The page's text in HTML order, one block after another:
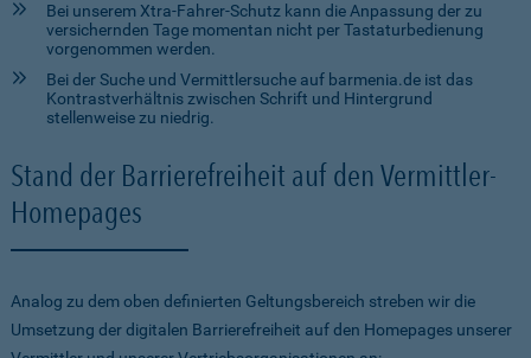
Bei unserem Xtra-Fahrer-Schutz kann die Anpassung der zu
versichernden Tage momentan nicht per Tastaturbedienung
vorgenommen werden.
Bei der Suche und Vermittlersuche auf barmenia.de ist das
Kontrastverhältnis zwischen Schrift und Hintergrund
stellenweise zu niedrig.
Stand der Barrierefreiheit auf den Vermittler-
Homepages
Analog zu dem oben definierten Geltungsbereich streben wir die
Umsetzung der digitalen Barrierefreiheit auf den Homepages unserer